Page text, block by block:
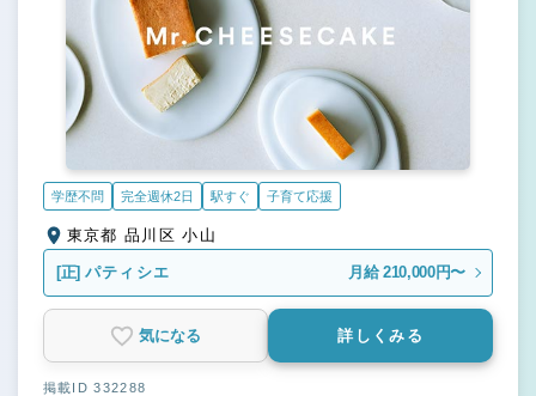
学歴不問 完全週休2日 駅すぐ 子育て応援
東京都 品川区 小山
[正] パティシエ 月給 210,000円〜
気になる 詳しくみる
掲載ID 332288